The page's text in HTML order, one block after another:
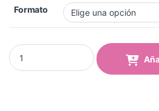
Formato
Vinilo Avery 700 Marrón Chocolate